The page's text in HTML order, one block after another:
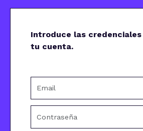
Introduce las
tu cuenta.